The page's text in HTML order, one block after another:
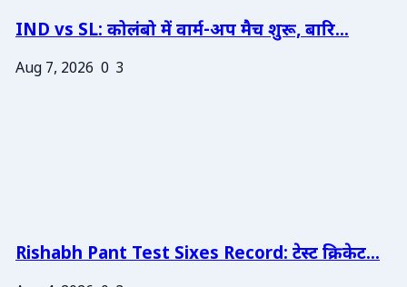
IND vs SL: कोलंबो में वार्म-अप मैच शुरू, बारि...
Aug 7, 2026 0 3
Rishabh Pant Test Sixes Record: टेस्ट क्रिकेट...